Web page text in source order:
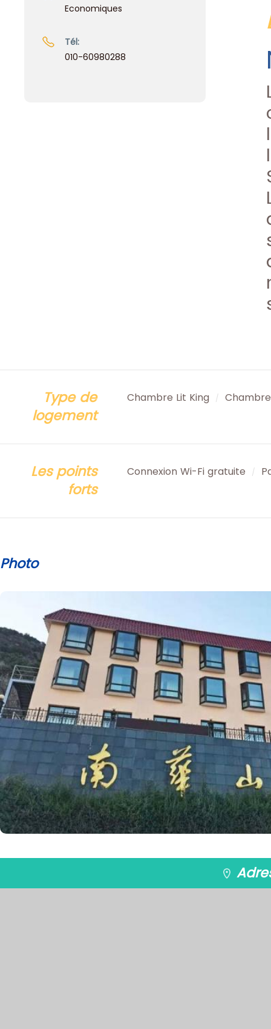
Economiques
Tél:
010-60980288
Type de
logement
Chambre Lit King /
Les points
forts
Connexion Wi-Fi gratuite /
Photo